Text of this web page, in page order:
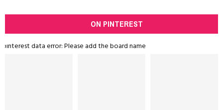
ON PINTEREST
pinterest data error: Please add the board name